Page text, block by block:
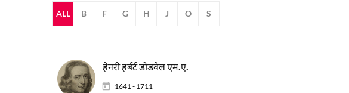
ALL B F G H J O S
हेनरी हर्बर्ट डोडवेल एम.ए.
1641 - 1711